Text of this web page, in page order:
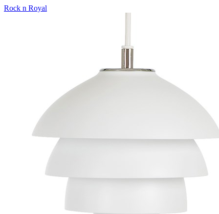
Rock n Royal